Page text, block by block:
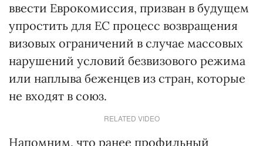
ввести Еврокомиссия, призван в будущем
упростить для ЕС процесс возвращения
визовых ограничений в случае массовых
нарушений условий безвизового режима
или наплыва беженцев из стран, которые
не входят в союз.
RELATED VIDEO
Напомним, что ранее профильный